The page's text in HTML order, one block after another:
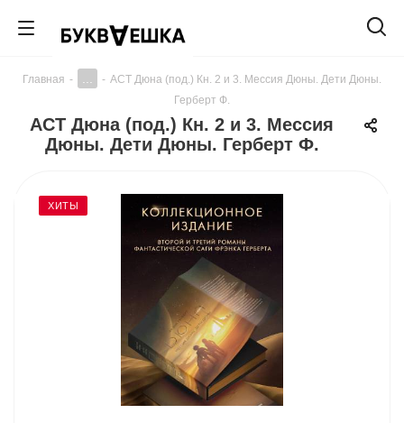
Главная - - АСТ Дюна (под.) Кн. 2 и 3. Мессия Дюны. Дети Дюны.
Герберт Ф.
АСТ Дюна (под.) Кн. 2 и 3. Мессия
Дюны. Дети Дюны. Герберт Ф.
ХИТЫ